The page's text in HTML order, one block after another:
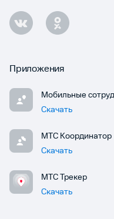
Приложения
Мобильные
Скачать
МТС Координатор
Скачать
МТС Трекер
Скачать